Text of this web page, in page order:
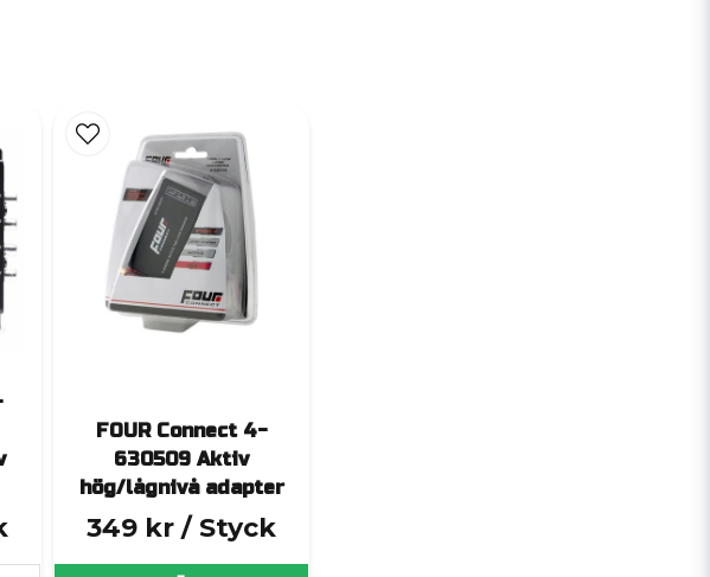
FOUR Connect 4-
630509 Aktiv
hög/lågnivå adapter
349 kr / Styck